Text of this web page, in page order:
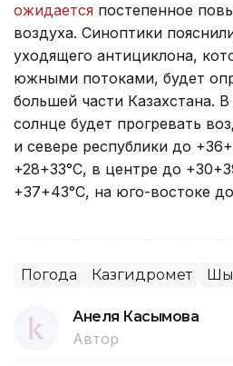
ожидается постепенное
воздуха. Синоптики
уходящего антициклона,
южными потоками, будет
большей части Казахстана.
солнце будет прогревать
и севере республики до
+28+33°С, в центре до
+37+43°С, на юго-востоке
Погода Казгидромет
Анеля Касымова
Автор